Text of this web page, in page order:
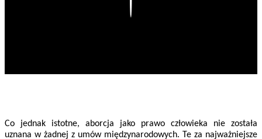
Co jednak istotne, aborcja jako prawo człowieka nie została
uznana w żadnej z umów międzynarodowych. Te za najważniejsze